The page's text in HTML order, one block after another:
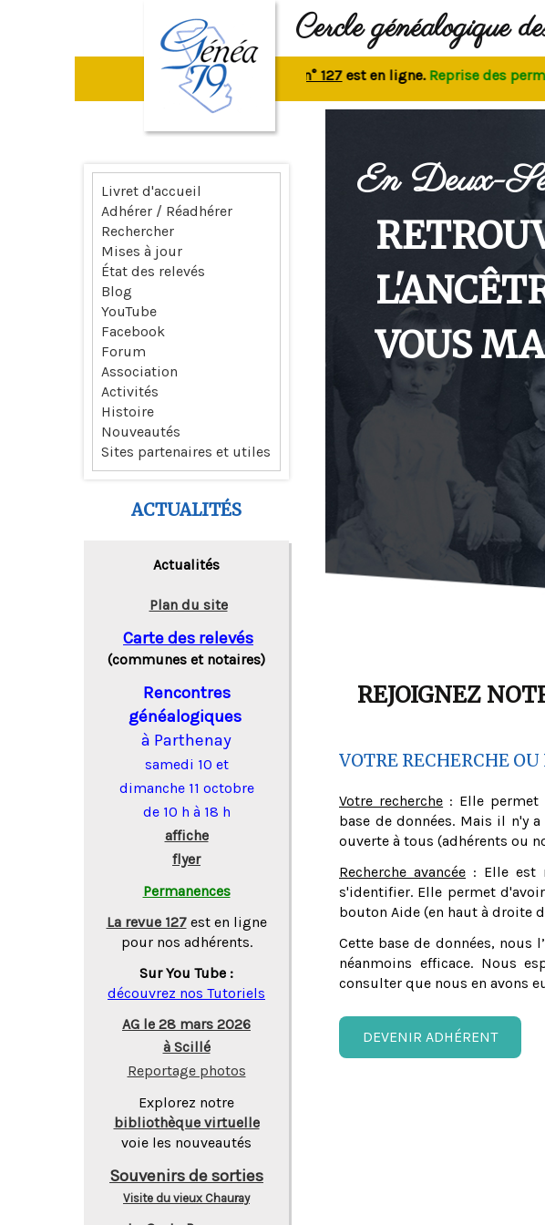
Cercle généalogique
La revue n° 127est en ligne.Reprise des
En Deux-
VOUS
REJOIGNEZ
VOTRE RECHERCHE
Votre recherche : Elle permet
base de données. Mais il n'y
ouverte à tous (adhérents ou
Recherche avancée : Elle est
s'identifier. Elle permet
bouton Aide (en haut à droite
Cette base de données, nous
néanmoins efficace. Nous
consulter que nous en avons
DEVENIR ADHÉRENT
Livret d'accueil
Adhérer / Réadhérer
Rechercher
Mises à jour
État des relevés
Blog
YouTube
Facebook
Forum
Association
Activités
Histoire
Nouveautés
Sites partenaires et utiles
ACTUALITÉS
Actualités
Plan du site
Carte des relevés
(communes et notaires)
Rencontres
généalogiques
à Parthenay
samedi 10 et
dimanche 11 octobre
de 10 h à 18 h
affiche
flyer
Permanences
La revue 127 est en ligne
pour nos adhérents.
Sur You Tube :
découvrez nos Tutoriels
AG le 28 mars 2026
à Scillé
Reportage photos
Explorez notre
bibliothèque virtuelle
voie les nouveautés
Souvenirs de sorties
Visite du vieux Chauray